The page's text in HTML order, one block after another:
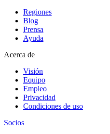
Regiones
Blog
Prensa
Ayuda
Acerca de
Visión
Equipo
Empleo
Privacidad
Condiciones de uso
Socios